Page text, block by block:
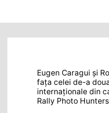
Eugen Caragui și
fața celei de-a
internaționale din
Rally Photo Hunters